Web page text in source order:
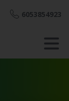
6053854923